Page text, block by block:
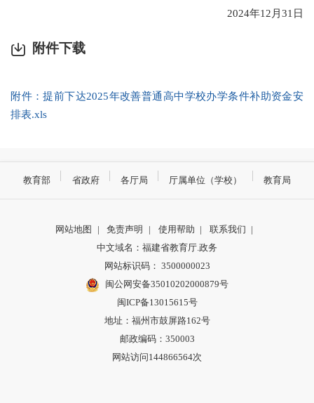
2024年12月31日
附件下载
附件：提前下达2025年改善普通高中学校办学条件补助资金安
排表.xls
教育部 省政府 各厅局 厅属单位（学校） 教育局
网站地图 | 免责声明 | 使用帮助 | 联系我们 |
中文域名：福建省教育厅.政务
网站标识码： 3500000023
闽公网安备35010202000879号
闽ICP备13015615号
地址：福州市鼓屏路162号
邮政编码：350003
网站访问144866564次